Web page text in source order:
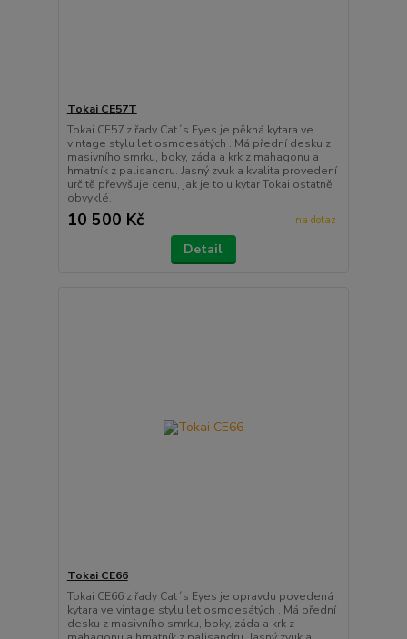
Tokai CE57T
Tokai CE57 z řady Cat´s Eyes je pěkná kytara ve
vintage stylu let osmdesátých . Má přední desku z
masivního smrku, boky, záda a krk z mahagonu a
hmatník z palisandru. Jasný zvuk a kvalita provedení
určitě převyšuje cenu, jak je to u kytar Tokai ostatně
obvyklé.
10 500 Kč na dotaz
Detail
Tokai CE66
Tokai CE66 z řady Cat´s Eyes je opravdu povedená
kytara ve vintage stylu let osmdesátých . Má přední
desku z masivního smrku, boky, záda a krk z